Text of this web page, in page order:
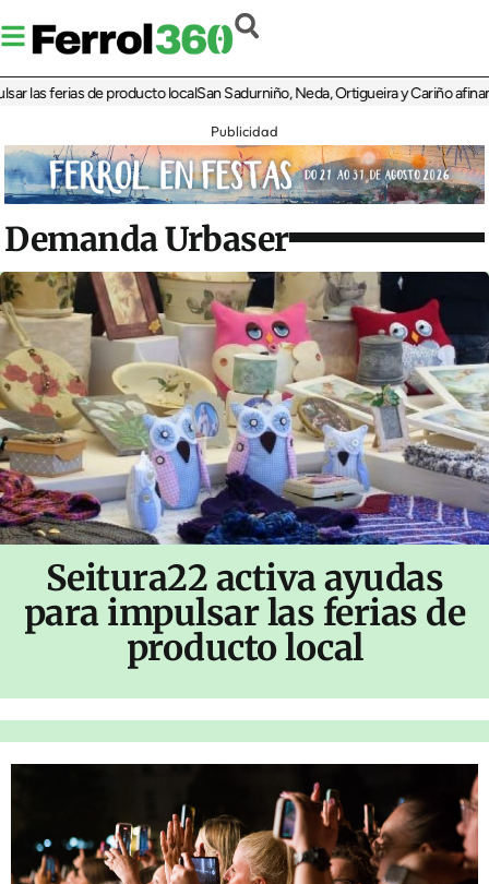
ferias de producto localSan Sadurniño, Neda, Ortigueira y Cariño afinan
Publicidad
Demanda Urbaser
Seitura22 activa ayudas
para impulsar las ferias de
producto local